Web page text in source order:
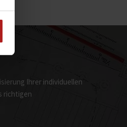
Ihrer individuellen
richtigen